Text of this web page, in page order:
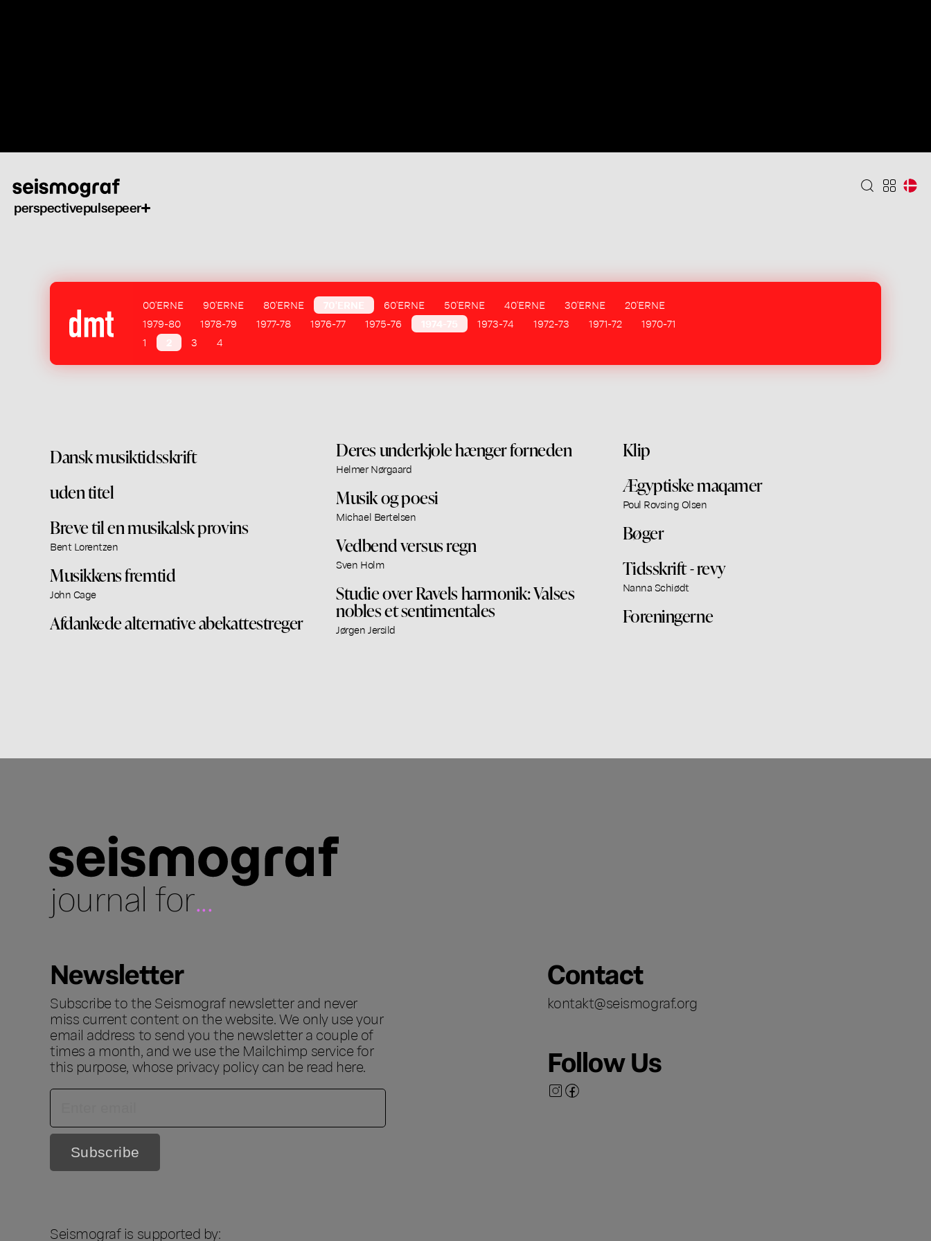
perspectivepulsepeer
00'ERNE 90'ERNE 80'ERNE 60'ERNE 50'ERNE 40'ERNE 30'ERNE
20'ERNE
1979-80
1978-79 1977-78 1976-77 1975-76 1973-74 1972-73 1971-72
1970-71
1
3 4
Dansk musiktidsskrift
uden titel
Breve til en musikalsk provins
Bent Lorentzen
Musikkens fremtid
John Cage
Afdankede alternative abekattestreger
Deres underkjole hænger forneden
Helmer Nørgaard
Musik og poesi
Michael Bertelsen
Vedbend versus regn
Sven Holm
Studie over Ravels harmonik: Valses
nobles et sentimentales
Jørgen Jersild
Klip
Ægyptiske maqamer
Poul Rovsing Olsen
Bøger
Tidsskrift - revy
Nanna Schiødt
Foreningerne
journal for...
Newsletter
Subscribe to the Seismograf newsletter and never
miss current content on the website. We only use your
email address to send you the newsletter a couple of
times a month, and we use the Mailchimp service for
this purpose, whose privacy policy can be read here.
Contact
kontakt@seismograf.org
Follow Us
Seismograf is supported by: